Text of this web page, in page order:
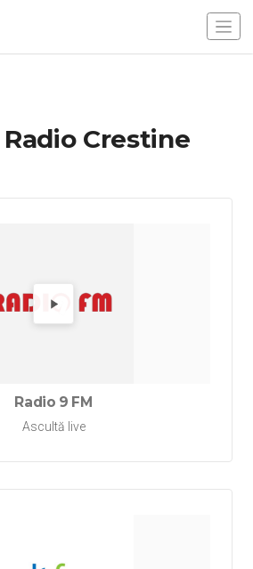
Crestine
Redă
Radio 9 FM
Ascultă live